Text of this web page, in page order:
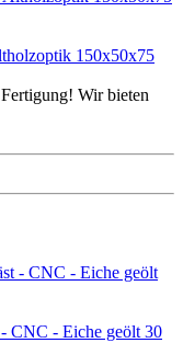
150x50x75
Wir bieten
CNC - Eiche geölt 30